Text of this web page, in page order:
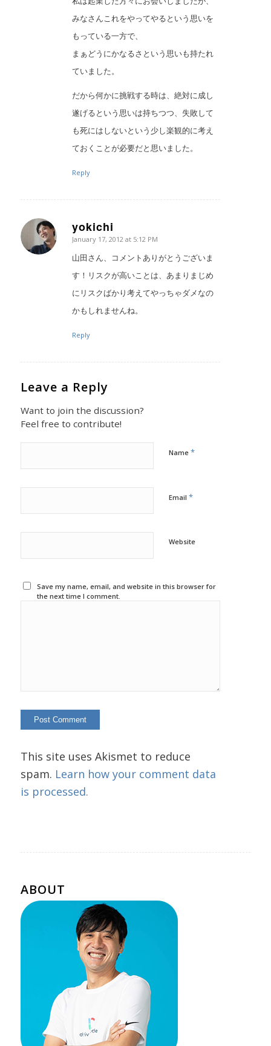
みなさんこれをやってやるという思いを
もっている一方で、
まぁどうにかなるさという思いも持たれ
ていました。
だから何かに挑戦する時は、絶対に成し
遂げるという思いは持ちつつ、失敗して
も死にはしないという少し楽観的に考え
ておくことが必要だと思いました。
Reply
yokichi
says:
January 17, 2012 at 5:12 PM
山田さん、コメントありがとうございま
す！リスクが高いことは、あまりまじめ
にリスクばかり考えてやっちゃダメなの
かもしれませんね。
Reply
Leave a Reply
Want to join the discussion?
Feel free to contribute!
Name *
Email *
Website
Save my name, email, and website in this browser for
the next time I comment.
This site uses Akismet to reduce
spam. Learn how your comment data
is processed.
ABOUT